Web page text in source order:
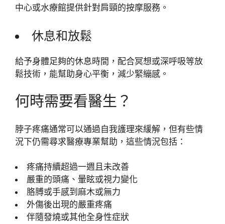
中心或水療館提供針對肩頸的按摩服務。
休息和放鬆
給予身體足夠的休息時間，配合冥想或深呼吸等放
鬆技術，能幫助身心平衡，減少緊繃感。
何時需要看醫生？
脖子疼痛通常可以通過自我護理來緩解，但有些情
況下仍需尋求醫療專業幫助，這些情況包括：
疼痛持續超過一週且未改善
嚴重的頭痛、暈眩或視力變化
胳膊或手感到麻木或無力
外傷後出現的嚴重疼痛
伴隨發燒或其他全身性症狀